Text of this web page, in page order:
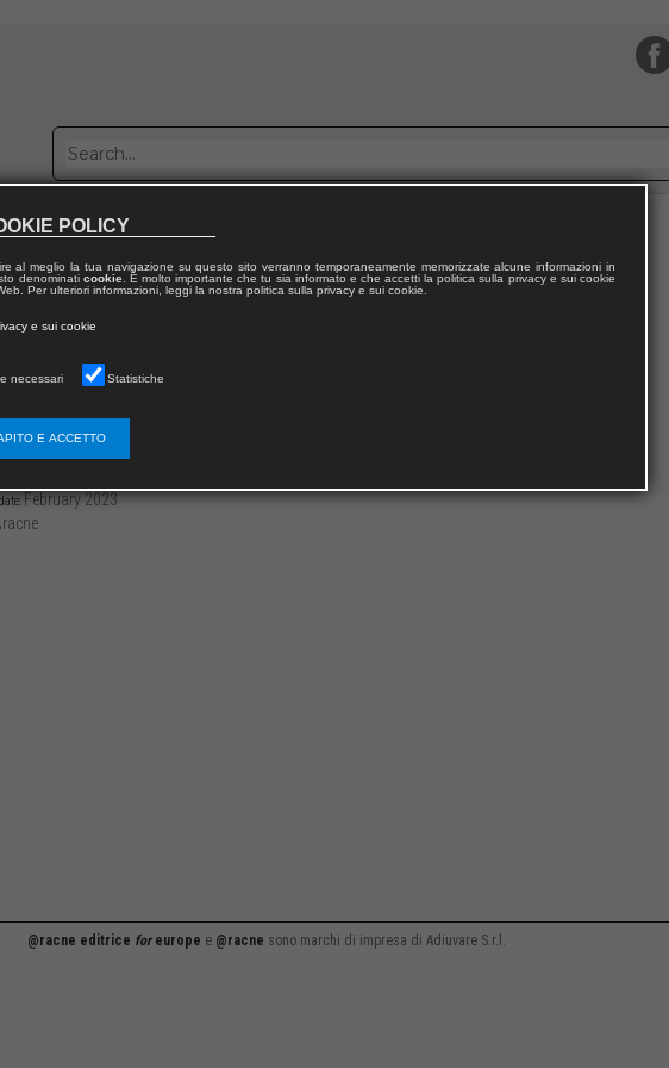
with us
February 2023
@racne editrice foreurope e @racne sono marchi di impresa di Adiuvare S.r.l.
POLICY
al meglio la tua navigazione su questo sito verranno temporaneamente memorizzate alcune informazioni in
denominati cookie. È molto importante che tu sia informato e che accetti la politica sulla privacy e sui cookie
Per ulteriori informazioni, leggi la nostra politica sulla privacy e sui cookie.
e sui cookie
necessari Statistiche
E ACCETTO